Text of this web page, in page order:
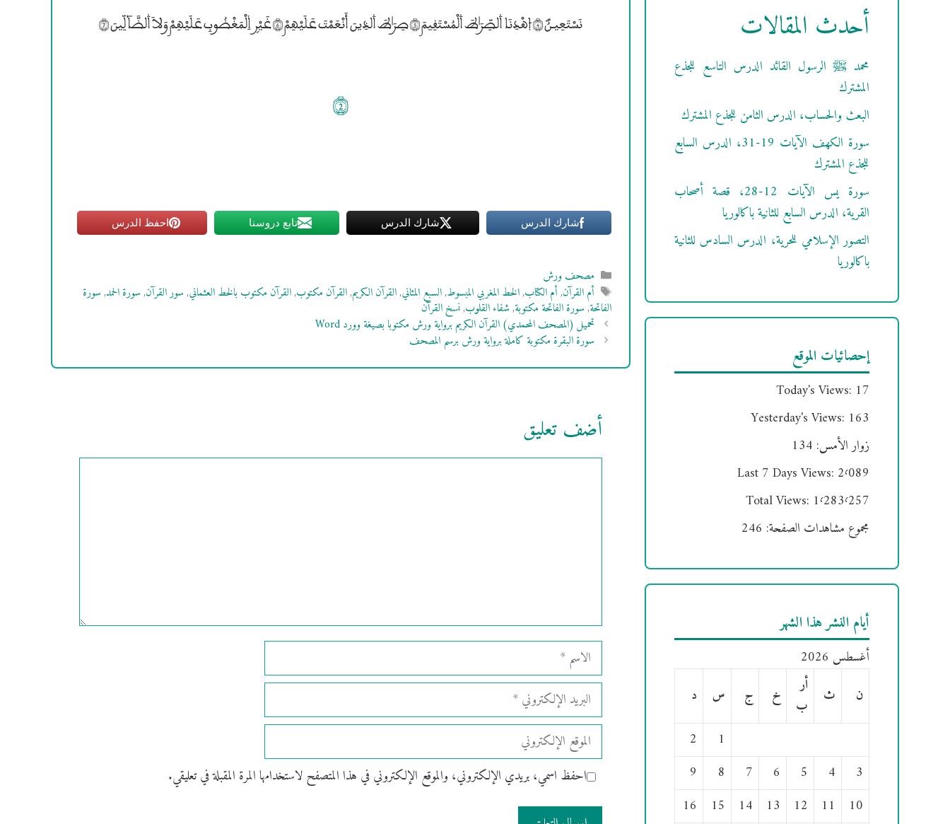
نَسْتَعِيـنُؐ (4) èهْدِنَا ۰لصِّرَ؛طَ ۰لْمُسْتَقِيمَ (5) صِرَ؛طَ ۰لذِينَ أَنْعَمْتَ عَلَيْهِمْ (6) غَيْرۣ ۱لْمَغْضُوبِ عَلَيْهِمْ وَلاَ ۰لضَّآلِّينَ (7)
(2)
شارك الدرس شارك الدرس تابع دروسنا احفظ الدرس
التصنيفات
مصحف ورش
الوسوم
أم القرآن,أم الكتاب,الخط المغربي المبسوط,السبع المثاني,القرآن الكريم,القرآن مكتوب,القرآن مكتوب بالخط العثماني,سور القرآن,سورة الحمد,سورة
الفاتحة,سورة الفاتحة مكتوبة,شفاء القلوب,نسخ القرآن
تحميل (المصحف المحمدي) القرآن الكريم برواية ورش مكتوبا بصيغة وورد Word
سورة البقرة مكتوبة كاملة برواية ورش برسم المصحف
أضف تعليق
الاسم
البريد
الإلكتروني
الموقع
الإلكتروني
احفظ اسمي، بريدي الإلكتروني، والموقع الإلكتروني في هذا المتصفح لاستخدامها المرة المقبلة في تعليقي.
أحدث المقالات
محمد ﷺ الرسول القائد الدرس التاسع للجذع
المشترك
البعث والحساب، الدرس الثامن للجذع المشترك
سورة الكهف الآيات 19-31، الدرس السابع
للجذع المشترك
سورة يس الآيات 12-28، قصة أصحاب
القرية، الدرس السابع للثانية باكالوريا
التصور الإسلامي للحرية، الدرس السادس للثانية
باكالوريا
إحصائيات الموقع
Today's Views: 17
Yesterday's Views: 163
زوار الأمس: 134
Last 7 Days Views: 2٬089
Total Views: 1٬283٬257
مجموع مشاهدات الصفحة: 246
أيام النشر هذا الشهر
أغسطس 2026
ن
ث
أر
ب
خ ج س
د
1
2
3
4
5
6
7
8
9
10
11
12
13
14
15
16